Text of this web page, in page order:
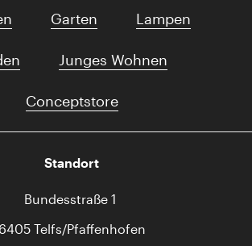
Garten Lampen
Junges Wohnen
Conceptstore
Standort
Bundesstraße 1
6405 Telfs/Pfaffenhofen